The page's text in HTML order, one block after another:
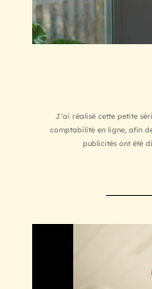
J’ai réalisé cette petite
comptabilité en ligne, afin
publicités ont été